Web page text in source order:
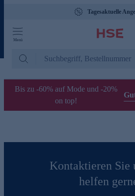
Tagesaktuelle
Menü
Bis zu -60% auf Mode und -20%
on top!
Kontaktieren Sie
helfen